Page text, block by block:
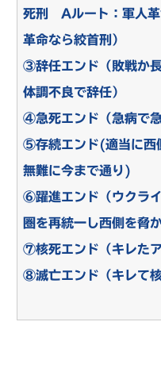
死刑 Aルート：軍人
革命なら絞首刑）
③辞任エンド（敗戦か
体調不良で辞任）
④急死エンド（急病で
⑤存続エンド(適当に西
無難に今まで通り)
⑥躍進エンド（ウクラ
圏を再統一し西側を脅か
⑦核死エンド（キレた
⑧滅亡エンド（キレて